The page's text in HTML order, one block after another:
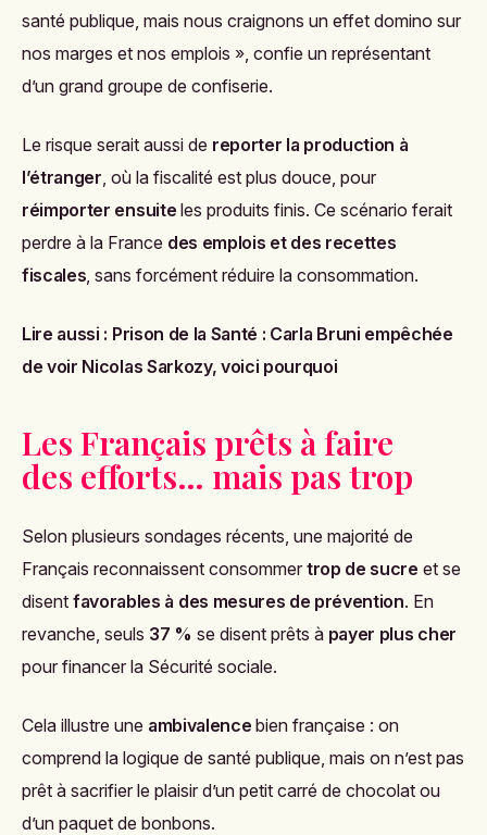
santé publique, mais nous craignons un effet domino sur
nos marges et nos emplois », confie un représentant
d’un grand groupe de confiserie.
Le risque serait aussi de reporter la production à
l’étranger, où la fiscalité est plus douce, pour
réimporter ensuite les produits finis. Ce scénario ferait
perdre à la France des emplois et des recettes
fiscales, sans forcément réduire la consommation.
Lire aussi : Prison de la Santé : Carla Bruni empêchée
de voir Nicolas Sarkozy, voici pourquoi
Les Français prêts à faire
des efforts… mais pas trop
Selon plusieurs sondages récents, une majorité de
Français reconnaissent consommer trop de sucre et se
disent favorables à des mesures de prévention. En
revanche, seuls 37 % se disent prêts à payer plus cher
pour financer la Sécurité sociale.
Cela illustre une ambivalence bien française : on
comprend la logique de santé publique, mais on n’est pas
prêt à sacrifier le plaisir d’un petit carré de chocolat ou
d’un paquet de bonbons.